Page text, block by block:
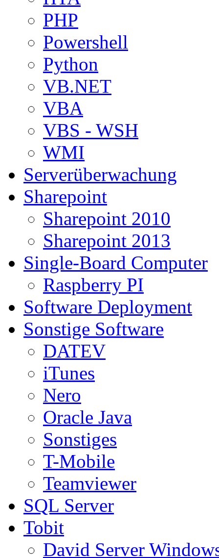
PHP
Powershell
Python
VB.NET
VBA
VBS - WSH
WMI
Serverüberwachung
Sharepoint
Sharepoint 2010
Sharepoint 2013
Single-Board Computer
Raspberry PI
Software Deployment
Sonstige Software
DATEV
iTunes
Nero
Oracle Java
Sonstiges
T-Mobile
Teamviewer
SQL Server
Tobit
David Server